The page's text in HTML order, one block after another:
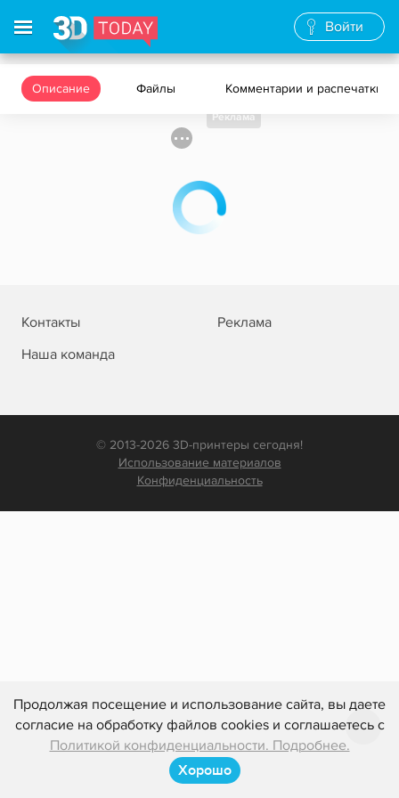
Продолжая посещение и использование сайта, вы даете
согласие на обработку файлов cookies и соглашаетесь с
Политикой конфиденциальности. Подробнее.
Хорошо
Войти
Описание Файлы Комментарии и распечатки
Реклама
Контакты
Реклама
Наша команда
© 2013-2026 3D-принтеры сегодня!
Использование материалов
Конфиденциальность